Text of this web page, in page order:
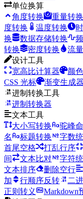
单位换算
角度转换
重量转换
度转换
温度转换
换
数据存储转换
转换
密度转换 流
设计工具
宽高比计算器
颜
CSS 光标
渐变生成器
进制转换工具
进制转换器
文本工具
大小写转换
驼峰
名
标题转换 字数
首尾空格
打乱行序
间
文本比对 字符
文本排序
删除空行
加
行顺序反转 二
正则转义
Markdown